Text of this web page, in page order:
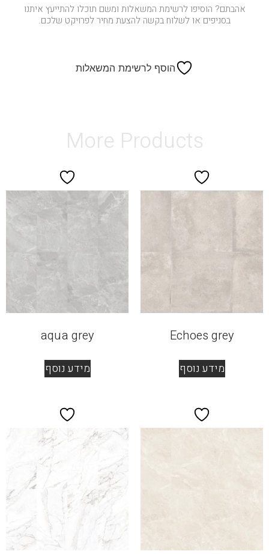
אהבתם? הוסיפו לרשימת המשאלות ומשם תוכלו להתייעץ איתנו
בסניפים או לשלוח בקשה להצעת מחיר לפרויקט שלכם.
הוסף לרשימת המשאלות
More Products
Echoes grey
מידע נוסף
aqua grey
מידע נוסף